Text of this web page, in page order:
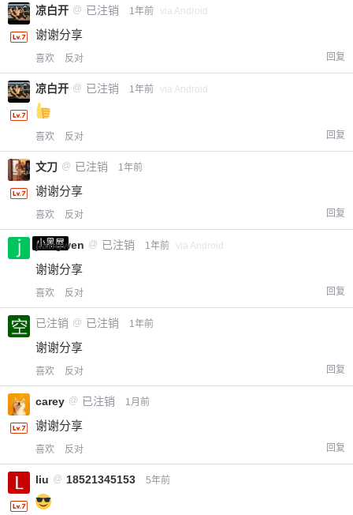
凉白开 @ 已注销 1年前 via Android
谢谢分享
喜欢 反对 回复
凉白开 @ 已注销 1年前 via Android
喜欢 反对 回复
文刀 @ 已注销 1年前
谢谢分享
喜欢 反对 回复
小黑屋
jiangwen @ 已注销 1年前 via Android
谢谢分享
喜欢 反对 回复
已注销 @ 已注销 1年前
谢谢分享
喜欢 反对 回复
carey @ 已注销 1月前
谢谢分享
喜欢 反对 回复
liu @ 18521345153 5年前